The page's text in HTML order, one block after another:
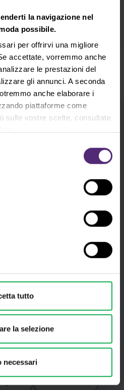
la navigazione nel
possibile.
per offrirvi una migliore
accettate, vorremmo anche
le prestazioni del
gli annunci. A seconda
anche elaborare i
piattaforme come
sulle vostre scelte, consultate
tutto
la selezione
necessari
principianti . . .
altri
ricerca più rapida
Analisi tecnica
DAX
EURUSD
Mark Zuckerberg
Meta Microsoft
Oro